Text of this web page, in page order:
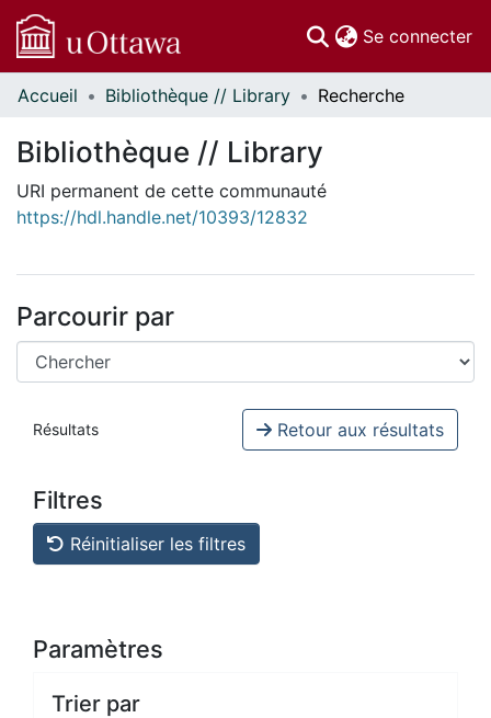
Se connecter
Communautés
Parcourir
Statistiques
À propos
Accueil Bibliothèque // Library Recherche
Bibliothèque // Library
URI permanent de cette communauté
https://hdl.handle.net/10393/12832
Parcourir par
Résultats Retour aux résultats
Filtres
Réinitialiser les filtres
Paramètres
Trier par